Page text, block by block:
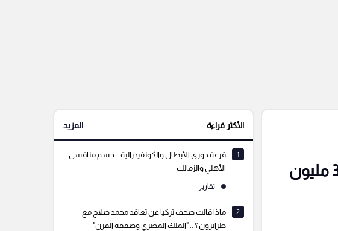
رسمياً.. ليفربول يضم جيريمي فريمبونج من باير ليفركوزن مقابل 30 مليون
الأكثر قراءة المزيد
1
قرعة دوري الأبطال والكونفيدرالية .. حسم منافسي
الأهلي والزمالك
تقارير
2
ماذا قالت صحف تركيا عن تعاقد محمد صلاح مع
طرابزون ؟ .. "الملك المصري وصفقة القرن"